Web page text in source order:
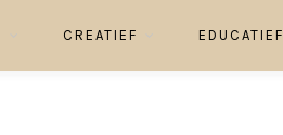
CREATIEF EDUCATIEF